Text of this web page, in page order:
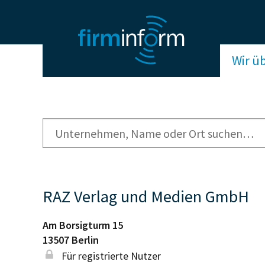
Wir
RAZ Verlag und Medien GmbH
Am Borsigturm 15
13507 Berlin
Für registrierte Nutzer